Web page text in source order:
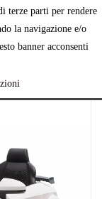
terze parti per rendere
la navigazione e/o
banner acconsenti